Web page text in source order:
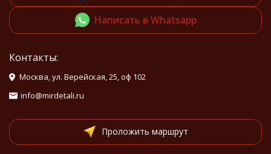
Написать в Whatsapp
Контакты:
Москва, ул. Верейская, 25, оф 102
info@mirdetali.ru
Проложить маршрут